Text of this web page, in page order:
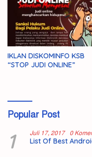
IKLAN DISKOMINFO KSB
“STOP JUDI ONLINE”
Popular Post
1 Juli 17, 2017 0
List Of Best